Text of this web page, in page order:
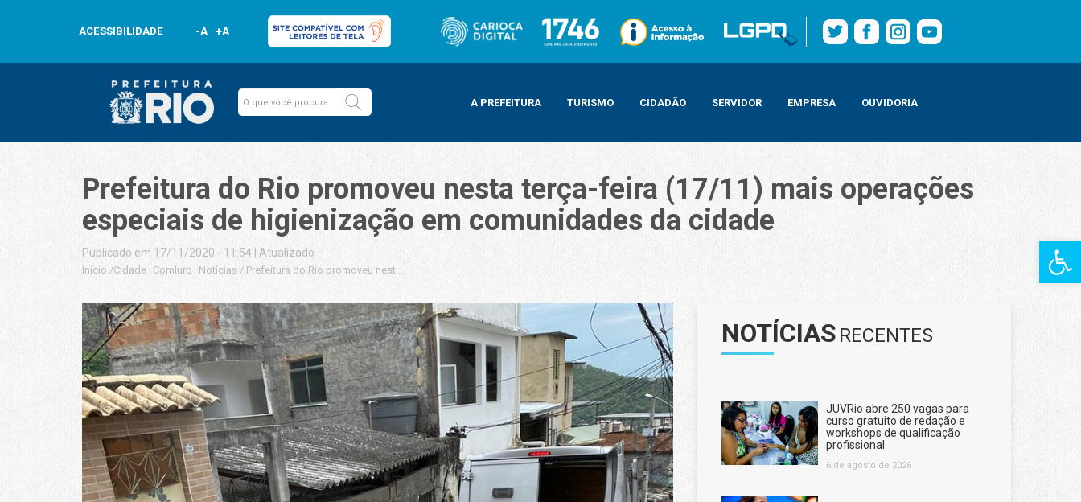
Barra de
ACESSIBILIDADE -A +A
A PREFEITURA TURISMO CIDADÃO SERVIDOR EMPRESA OUVIDORIA
Prefeitura do Rio promoveu nesta terça-feira (17/11) mais operações
especiais de higienização em comunidades da cidade
Publicado em 17/11/2020 - 11:54 Atualizado
Início /Cidade Comlurb Notícias / Prefeitura do Rio promoveu nesta terça-feira (17/11) mais operações especiais de higienização em comunidades da cidade
NOTÍCIAS RECENTES
JUVRio abre 250 vagas para
curso gratuito de redação e
workshops de qualificação
profissional
6 de agosto de 2026